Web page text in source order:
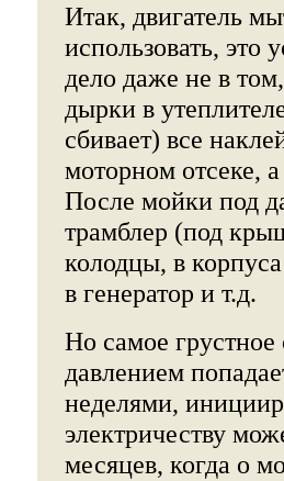
Итак, двигатель
использовать, это
дело даже не в
дырки в
сбивает) все
моторном отсеке,
После мойки под
трамблер (под
колодцы, в
в генератор и т.д.
Но самое
давлением
неделями,
электричеству
месяцев, когда о